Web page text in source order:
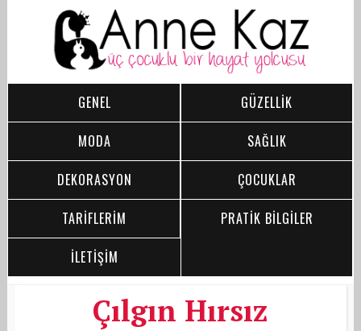
GENEL
GÜZELLİK
MODA
SAĞLIK
DEKORASYON
ÇOCUKLAR
TARİFLERİM
PRATİK BİLGİLER
İLETİŞİM
Çılgın Hırsız